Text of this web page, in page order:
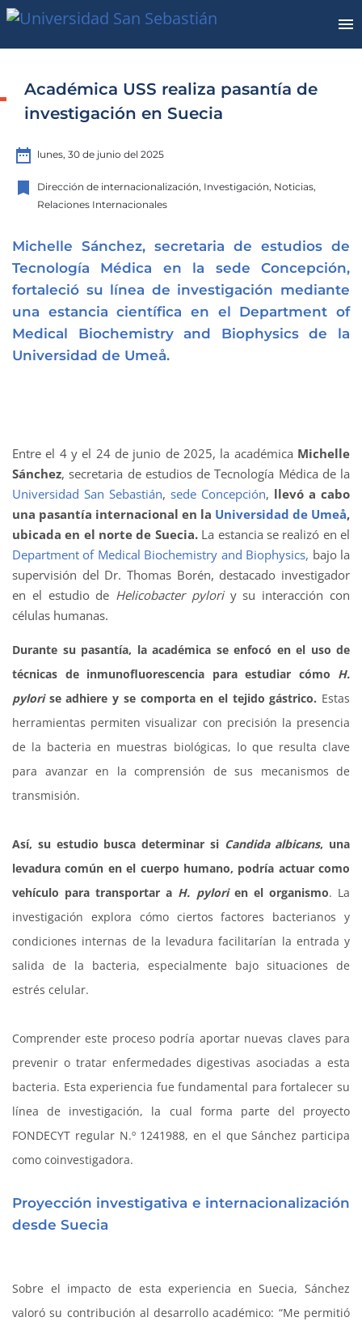
Académica USS realiza pasantía de
investigación en Suecia
date_range lunes, 30 de junio del 2025
bookmark
Dirección de internacionalización, Investigación, Noticias,
Relaciones Internacionales
Michelle Sánchez, secretaria de estudios de
Tecnología Médica en la sede Concepción,
fortaleció su línea de investigación mediante
una estancia científica en el Department of
Medical Biochemistry and Biophysics de la
Universidad de Umeå.
Entre el 4 y el 24 de junio de 2025, la académica Michelle
Sánchez, secretaria de estudios de Tecnología Médica de la
Universidad San Sebastián, sede Concepción, llevó a cabo
una pasantía internacional en la Universidad de Umeå,
ubicada en el norte de Suecia.La estancia se realizó en el
Department of Medical Biochemistry and Biophysics, bajo la
supervisión del Dr. Thomas Borén, destacado investigador
en el estudio de Helicobacter pyloriy su interacción con
células humanas.
Durante su pasantía, la académica se enfocó en el uso de
técnicas de inmunofluorescencia para estudiar cómo H.
pylorise adhiere y se comporta en el tejido gástrico. Estas
herramientas permiten visualizar con precisión la presencia
de la bacteria en muestras biológicas, lo que resulta clave
para avanzar en la comprensión de sus mecanismos de
transmisión.
Así, su estudio busca determinar si Candida albicans, una
levadura común en el cuerpo humano, podría actuar como
vehículo para transportar a H. pylorien el organismo. La
investigación explora cómo ciertos factores bacterianos y
condiciones internas de la levadura facilitarían la entrada y
salida de la bacteria, especialmente bajo situaciones de
estrés celular.
Comprender este proceso podría aportar nuevas claves para
prevenir o tratar enfermedades digestivas asociadas a esta
bacteria. Esta experiencia fue fundamental para fortalecer su
línea de investigación, la cual forma parte del proyecto
FONDECYT regular N.º 1241988, en el que Sánchez participa
como coinvestigadora.
Proyección investigativa e internacionalización
desde Suecia
Sobre el impacto de esta experiencia en Suecia, Sánchez
valoró su contribución al desarrollo académico: “Me permitió